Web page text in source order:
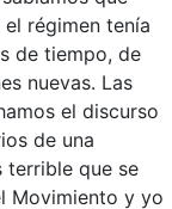
régimen tenía
de tiempo, de
nuevas. Las
el discurso
de una
terrible que se
Movimiento y yo